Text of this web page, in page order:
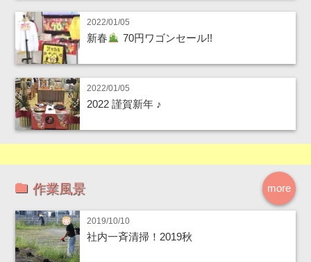
2022/01/05
新春 70円ワゴンセール!!
2022/01/05
2022 謹賀新年 ♪
more
作業風景
2019/10/10
社内一斉清掃！2019秋